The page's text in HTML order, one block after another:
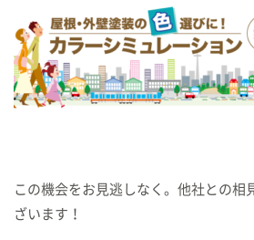
この機会をお見逃しなく。他社との相
ざいます！